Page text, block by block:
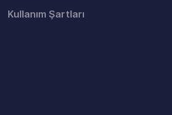
Kullanım Şartları